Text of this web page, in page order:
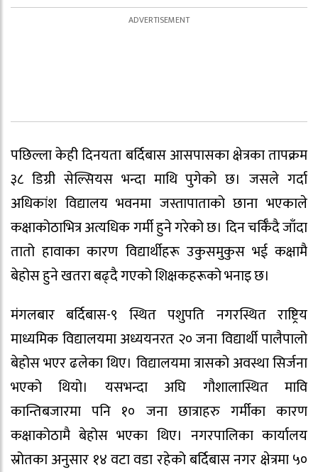
पछिल्ला केही दिनयता बर्दिबास आसपासका क्षेत्रका तापक्रम
३८ डिग्री सेल्सियस भन्दा माथि पुगेको छ। जसले गर्दा
अधिकांश विद्यालय भवनमा जस्तापाताको छाना भएकाले
कक्षाकोठाभित्र अत्यधिक गर्मी हुने गरेको छ। दिन चर्किँदै जाँदा
तातो हावाका कारण विद्यार्थीहरू उकुसमुकुस भई कक्षामै
बेहोस हुने खतरा बढ्दै गएको शिक्षकहरूको भनाइ छ।
मंगलबार बर्दिबास-९ स्थित पशुपति नगरस्थित राष्ट्रिय
माध्यमिक विद्यालयमा अध्ययनरत २० जना विद्यार्थी पालैपालो
बेहोस भएर ढलेका थिए। विद्यालयमा त्रासको अवस्था सिर्जना
भएको थियो। यसभन्दा अघि गौशालास्थित मावि
कान्तिबजारमा पनि १० जना छात्राहरु गर्मीका कारण
कक्षाकोठामै बेहोस भएका थिए। नगरपालिका कार्यालय
स्रोतका अनुसार १४ वटा वडा रहेको बर्दिबास नगर क्षेत्रमा ५०